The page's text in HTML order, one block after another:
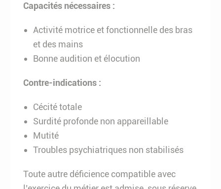
Capacités nécessaires :
Activité motrice et fonctionnelle des bras
et des mains
Bonne audition et élocution
Contre-indications :
Cécité totale
Surdité profonde non appareillable
Mutité
Troubles psychiatriques non stabilisés
Toute autre déficience compatible avec